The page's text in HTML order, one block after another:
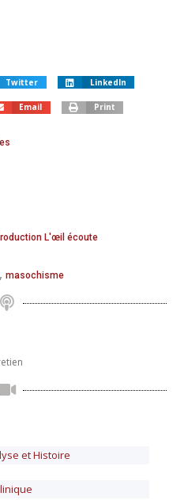
Twitter LinkedIn
Email Print
L'œil écoute
, masochisme
et Histoire